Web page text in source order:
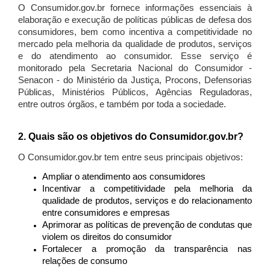
O Consumidor.gov.br fornece informações essenciais à
elaboração e execução de políticas públicas de defesa dos
consumidores, bem como incentiva a competitividade no
mercado pela melhoria da qualidade de produtos, serviços
e do atendimento ao consumidor. Esse serviço é
monitorado pela Secretaria Nacional do Consumidor -
Senacon - do Ministério da Justiça, Procons, Defensorias
Públicas, Ministérios Públicos, Agências Reguladoras,
entre outros órgãos, e também por toda a sociedade.
2. Quais são os objetivos do Consumidor.gov.br?
O Consumidor.gov.br tem entre seus principais objetivos:
Ampliar o atendimento aos consumidores
Incentivar a competitividade pela melhoria da
qualidade de produtos, serviços e do relacionamento
entre consumidores e empresas
Aprimorar as políticas de prevenção de condutas que
violem os direitos do consumidor
Fortalecer a promoção da transparência nas
relações de consumo